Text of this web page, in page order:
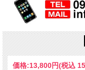
価格:13,800円(税込